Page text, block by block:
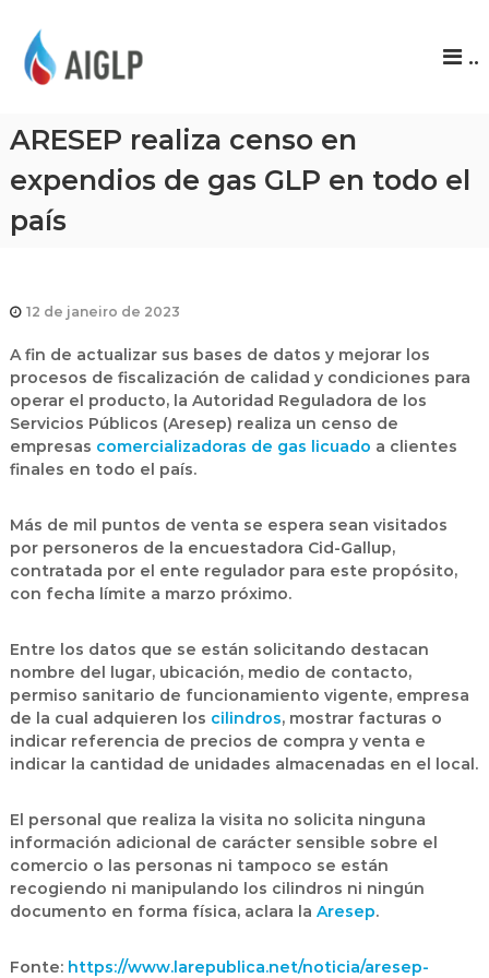
P
..
ARESEP realiza censo en
expendios de gas GLP en todo el
país
12 de janeiro de 2023
A fin de actualizar sus bases de datos y mejorar los
procesos de fiscalización de calidad y condiciones para
operar el producto, la Autoridad Reguladora de los
Servicios Públicos (Aresep) realiza un censo de
empresas comercializadoras de gas licuado a clientes
finales en todo el país.
Más de mil puntos de venta se espera sean visitados
por personeros de la encuestadora Cid-Gallup,
contratada por el ente regulador para este propósito,
con fecha límite a marzo próximo.
Entre los datos que se están solicitando destacan
nombre del lugar, ubicación, medio de contacto,
permiso sanitario de funcionamiento vigente, empresa
de la cual adquieren los cilindros, mostrar facturas o
indicar referencia de precios de compra y venta e
indicar la cantidad de unidades almacenadas en el local.
El personal que realiza la visita no solicita ninguna
información adicional de carácter sensible sobre el
comercio o las personas ni tampoco se están
recogiendo ni manipulando los cilindros ni ningún
documento en forma física, aclara la Aresep.
Fonte: https://www.larepublica.net/noticia/aresep-